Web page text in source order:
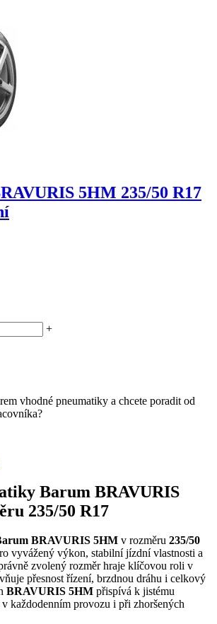
5HM 235/50 R17
+
vhodné pneumatiky a chcete poradit od
Barum BRAVURIS
235/50 R17
BRAVURIS 5HM v rozměru 235/50
vyvážený výkon, stabilní jízdní vlastnosti a
zvolený rozměr hraje klíčovou roli v
přesnost řízení, brzdnou dráhu i celkový
BRAVURIS 5HM přispívá k jistému
každodenním provozu i při zhoršených